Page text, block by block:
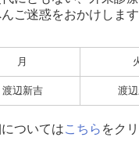
ご迷惑をおかけしま
月
渡辺新吉 渡
ついてはこちら をク